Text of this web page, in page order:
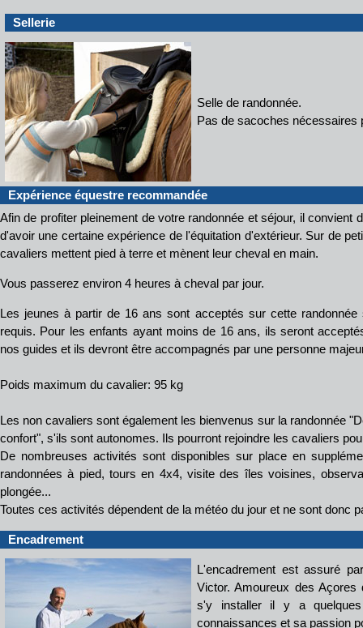
Sellerie
Selle de randonnée.
Pas de sacoches nécessaires
Expérience équestre recommandée
Afin de profiter pleinement de votre randonnée et séjour, il convient
d'avoir une certaine expérience de l'équitation d'extérieur. Sur de
cavaliers mettent pied à terre et mènent leur cheval en main.
Vous passerez environ 4 heures à cheval par jour.
Les jeunes à partir de 16 ans sont acceptés sur cette
requis. Pour les enfants ayant moins de 16 ans, ils seront
nos guides et ils devront être accompagnés par une personne
Poids maximum du cavalier: 95 kg
Les non cavaliers sont également les bienvenus sur la randonnée
confort", s'ils sont autonomes. Ils pourront rejoindre les cavaliers
De nombreuses activités sont disponibles sur place en
randonnées à pied, tours en 4x4, visite des îles voisines,
plongée...
Toutes ces activités dépendent de la météo du jour et ne sont donc
Encadrement
L'encadrement est assuré
Victor. Amoureux des
s'y installer il y a
connaissances et sa passion